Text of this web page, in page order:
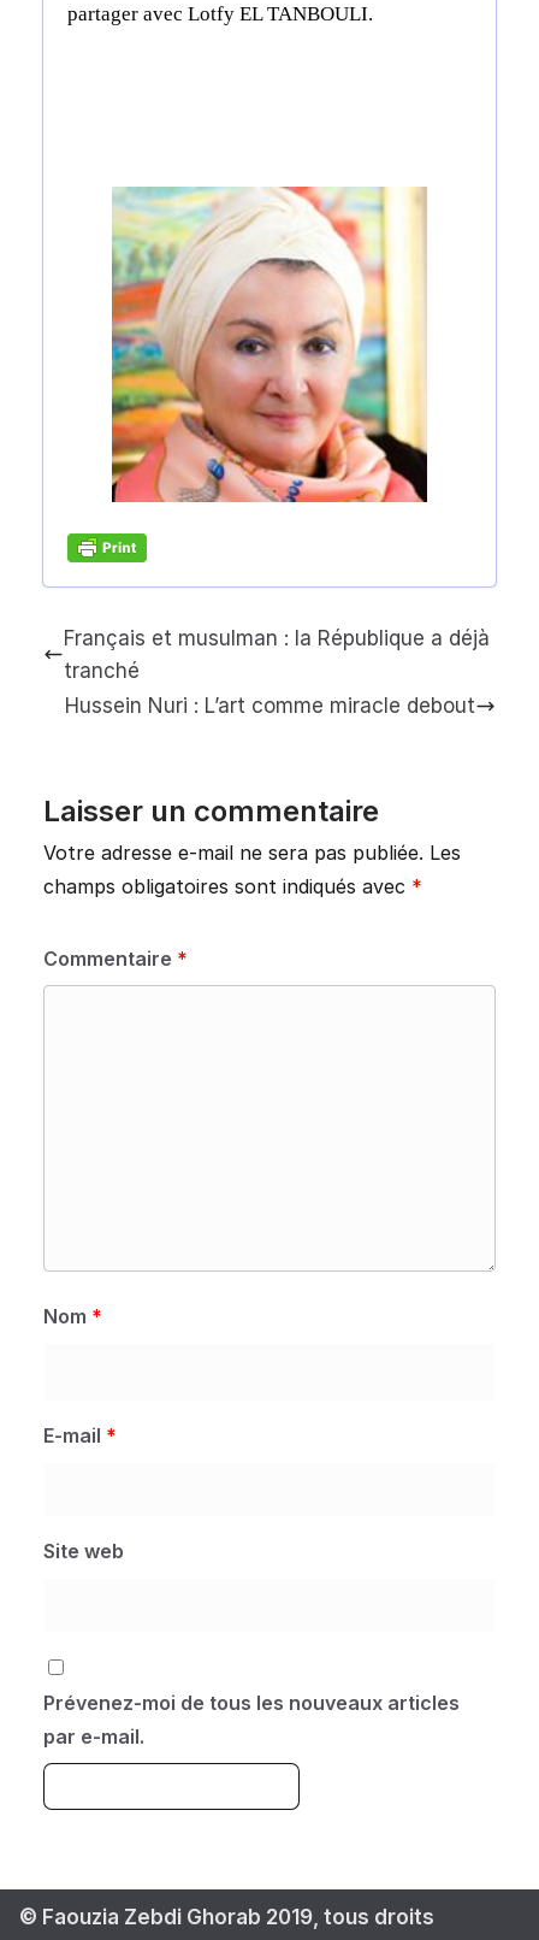
partager avec Lotfy EL TANBOULI.
Français et musulman : la République a déjà
tranché
Hussein Nuri : L’art comme miracle debout
Laisser un commentaire
Votre adresse e-mail ne sera pas publiée. Les
champs obligatoires sont indiqués avec *
Commentaire *
Nom *
E-mail *
Site web
Prévenez-moi de tous les nouveaux articles
par e-mail.
t
e
© Faouzia Zebdi Ghorab 2019, tous droits